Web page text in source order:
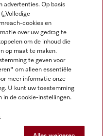
advertenties. Op basis
cookies en
over uw gedrag te
om de inhoud die
op maat te maken.
te geven voor
om alleen essentiële
meer informatie onze
U kunt uw toestemming
in de cookie-instellingen.